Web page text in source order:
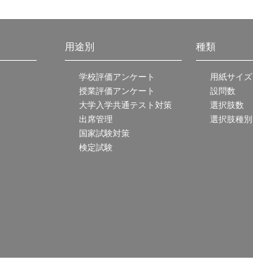
用途別
学校評価アンケート
授業評価アンケート
大学入学共通テスト対策
出席管理
国家試験対策
検定試験
種類
用紙サイズ
設問数
選択肢数
選択肢種別